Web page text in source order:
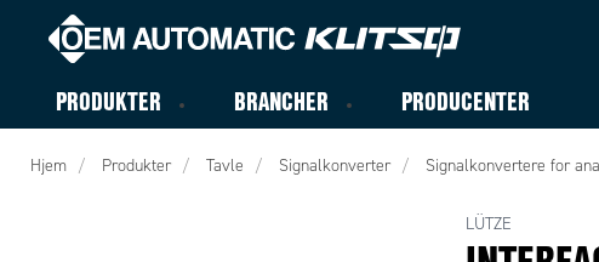
PRODUKTER BRANCHER PRODUCENTER
Hjem Produkter Tavle Signalkonverter Signalkonvertere for
LÜTZE